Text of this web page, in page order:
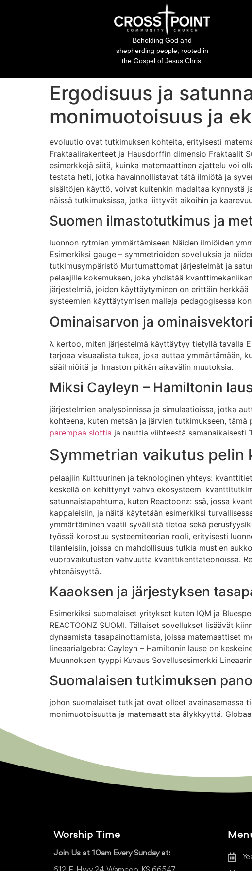
Beholding God and
shepherding people, rooted in
the Gospel of Jesus Christ
Ergodisuus ja
monimuotoisuus ja
evoluutio ovat tutkimuksen kohteita, erityisesti
Fraktaalirakenteet ja Hausdorffin dimensio Fraktaalit
esimerkkejä siitä, kuinka matemaattinen ajattelu voi
testata heti, jotka havainnollistavat tätä ilmiötä ja
sisältöjen käyttö, voivat kuitenkin madaltaa kynnystä
näissä tutkimuksissa, jotka liittyvät aikoihin ja
Suomen ilmastotutkimus ja
luonnon rytmien ymmärtämiseen Näiden ilmiöiden
Esimerkiksi gauge – symmetrioiden sovelluksia ja
tutkimusympäristö Murtumattomat järjestelmät ja
pelaajille kokemuksen, joka yhdistää
järjestelmiä, joiden käyttäytyminen on erittäin
systeemien käyttäytymisen malleja pedagogisessa
Ominaisarvon ja
λ kertoo, miten järjestelmä käyttäytyy tietyllä tavalla
tarjoaa visuaalista tukea, joka auttaa ymmärtämään,
sääilmiöitä ja ilmaston pitkän aikavälin muutoksia.
Miksi Cayleyn – Hamiltonin
järjestelmien analysoinnissa ja simulaatioissa, jotka
kohteena, kuten metsän ja järvien tutkimukseen,
parempaa slottia ja nauttia viihteestä
Symmetrian vaikutus pelin
pelaajiin Kulttuurinen ja teknologinen yhteys:
keskellä on kehittynyt vahva ekosysteemi
satunnaistapahtuma, kuten Reactoonz: ssä, jossa
kappaleisiin, ja näitä käytetään esimerkiksi
ymmärtäminen vaatii syvällistä tietoa sekä
työssä korostuu systeemiteorian rooli, erityisesti
tilanteisiin, joissa on mahdollisuus tutkia mustien
vuorovaikutusten vahvuutta kvanttikenttäteorioissa.
yhtenäisyyttä.
Kaaoksen ja järjestyksen
Esimerkiksi suomalaiset yritykset kuten IQM ja
REACTOONZ SUOMI. Tällaiset sovellukset lisäävät
dynaamista tasapainottamista, joissa matemaattiset
lineaarialgebra: Cayleyn – Hamiltonin lause on
Muunnoksen tyyppi Kuvaus Sovellusesimerkki
Suomalaisen tutkimuksen
johon suomalaiset tutkijat ovat olleet avainasemassa
monimuotoisuutta ja matemaattista älykkyyttä.
Worship Time
Join Us at 10am Every Sunday at: